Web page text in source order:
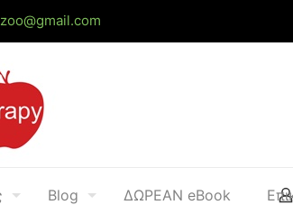
Blog ΔΩΡΕΑΝ eBook